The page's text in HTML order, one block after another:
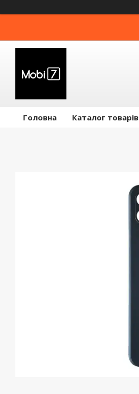
Головна Каталог товарів